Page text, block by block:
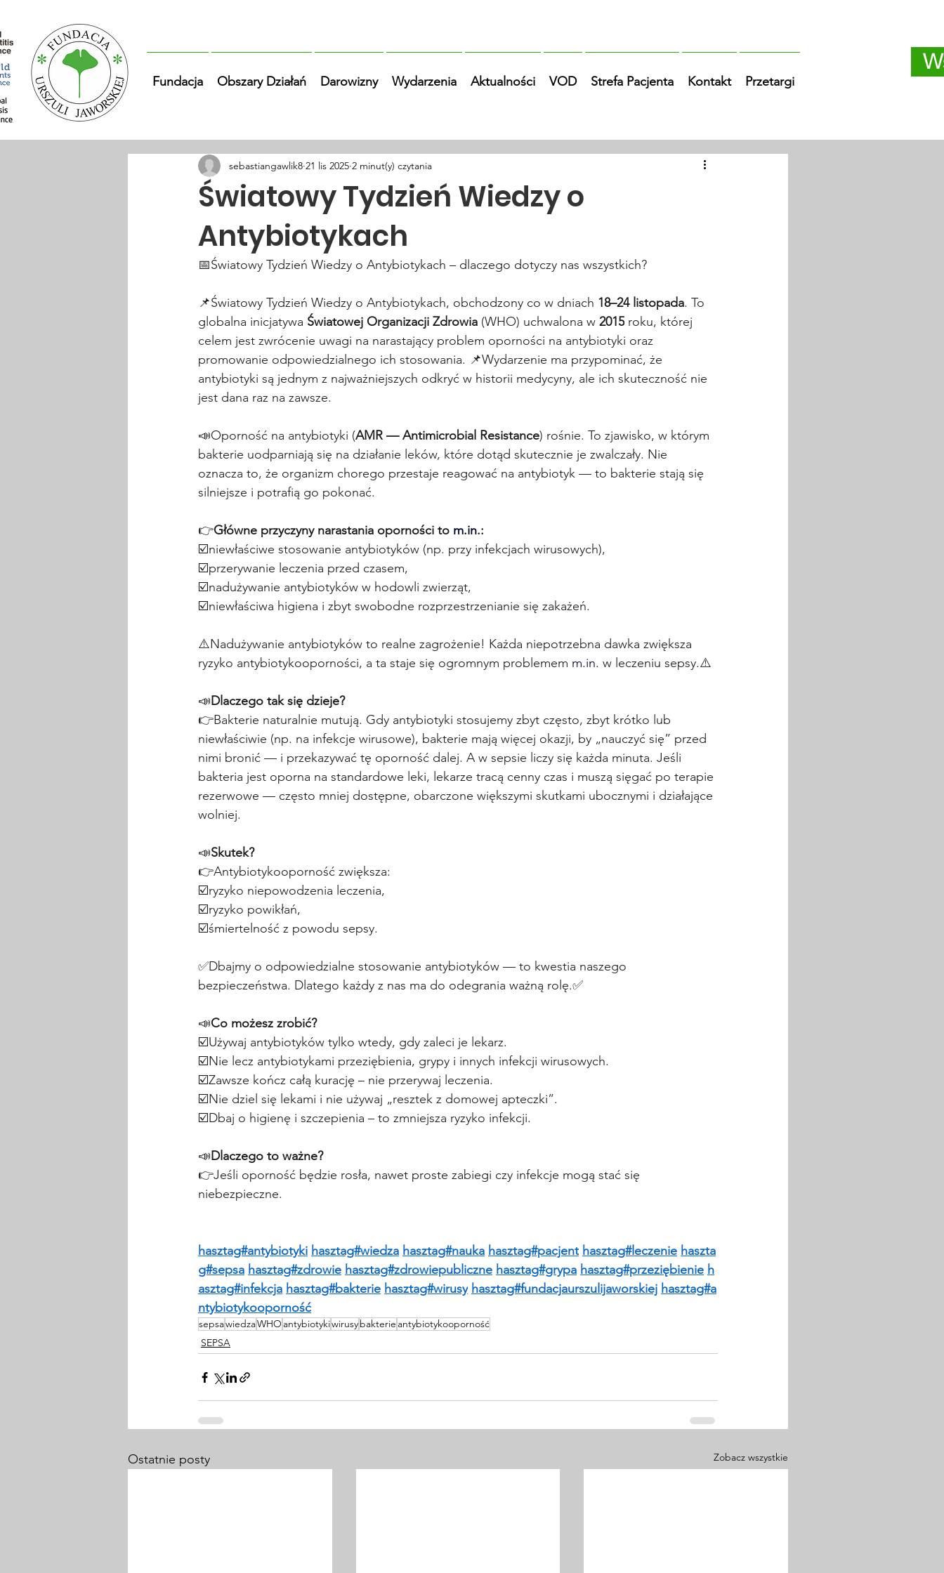
Fundacja Obszary Działań Darowizny Wydarzenia Aktualności VOD Strefa Pacjenta Kontakt Przetargi
Światowy Tydzień Wiedzy o
Antybiotykach
sebastiangawlik8 21 lis 2025 2 minut(y) czytania
📅Światowy Tydzień Wiedzy o Antybiotykach – dlaczego dotyczy nas wszystkich?
📌Światowy Tydzień Wiedzy o Antybiotykach, obchodzony co w dniach 18–24 listopada. To
globalna inicjatywa Światowej Organizacji Zdrowia (WHO) uchwalona w 2015 roku, której
celem jest zwrócenie uwagi na narastający problem oporności na antybiotyki oraz
promowanie odpowiedzialnego ich stosowania. 📌Wydarzenie ma przypominać, że
antybiotyki są jednym z najważniejszych odkryć w historii medycyny, ale ich skuteczność nie
jest dana raz na zawsze.
📣Oporność na antybiotyki (AMR — Antimicrobial Resistance) rośnie. To zjawisko, w którym
bakterie uodparniają się na działanie leków, które dotąd skutecznie je zwalczały. Nie
oznacza to, że organizm chorego przestaje reagować na antybiotyk — to bakterie stają się
silniejsze i potrafią go pokonać.
👉Główne przyczyny narastania oporności to m.in.:
☑️niewłaściwe stosowanie antybiotyków (np. przy infekcjach wirusowych),
☑️przerywanie leczenia przed czasem,
☑️nadużywanie antybiotyków w hodowli zwierząt,
☑️niewłaściwa higiena i zbyt swobodne rozprzestrzenianie się zakażeń.
⚠️Nadużywanie antybiotyków to realne zagrożenie! Każda niepotrzebna dawka zwiększa
ryzyko antybiotykooporności, a ta staje się ogromnym problemem m.in. w leczeniu sepsy.⚠️
📣Dlaczego tak się dzieje?
👉Bakterie naturalnie mutują. Gdy antybiotyki stosujemy zbyt często, zbyt krótko lub
niewłaściwie (np. na infekcje wirusowe), bakterie mają więcej okazji, by „nauczyć się” przed
nimi bronić — i przekazywać tę oporność dalej. A w sepsie liczy się każda minuta. Jeśli
bakteria jest oporna na standardowe leki, lekarze tracą cenny czas i muszą sięgać po terapie
rezerwowe — często mniej dostępne, obarczone większymi skutkami ubocznymi i działające
wolniej.
📣Skutek?
👉Antybiotykooporność zwiększa:
☑️ryzyko niepowodzenia leczenia,
☑️ryzyko powikłań,
☑️śmiertelność z powodu sepsy.
✅Dbajmy o odpowiedzialne stosowanie antybiotyków — to kwestia naszego
bezpieczeństwa. Dlatego każdy z nas ma do odegrania ważną rolę.✅
📣Co możesz zrobić?
☑️Używaj antybiotyków tylko wtedy, gdy zaleci je lekarz.
☑️Nie lecz antybiotykami przeziębienia, grypy i innych infekcji wirusowych.
☑️Zawsze kończ całą kurację – nie przerywaj leczenia.
☑️Nie dziel się lekami i nie używaj „resztek z domowej apteczki”.
☑️Dbaj o higienę i szczepienia – to zmniejsza ryzyko infekcji.
📣Dlaczego to ważne?
👉Jeśli oporność będzie rosła, nawet proste zabiegi czy infekcje mogą stać się
niebezpieczne.
hasztag#antybiotyki hasztag#wiedza hasztag#nauka hasztag#pacjent hasztag#leczenie haszta
g#sepsa hasztag#zdrowie hasztag#zdrowiepubliczne hasztag#grypa hasztag#przeziębienie h
asztag#infekcja hasztag#bakterie hasztag#wirusy hasztag#fundacjaurszulijaworskiej hasztag#a
ntybiotykooporność
sepsawiedzaWHO antybiotykiwirusybakterie antybiotykooporność
SEPSA
Ostatnie posty Zobacz wszystkie